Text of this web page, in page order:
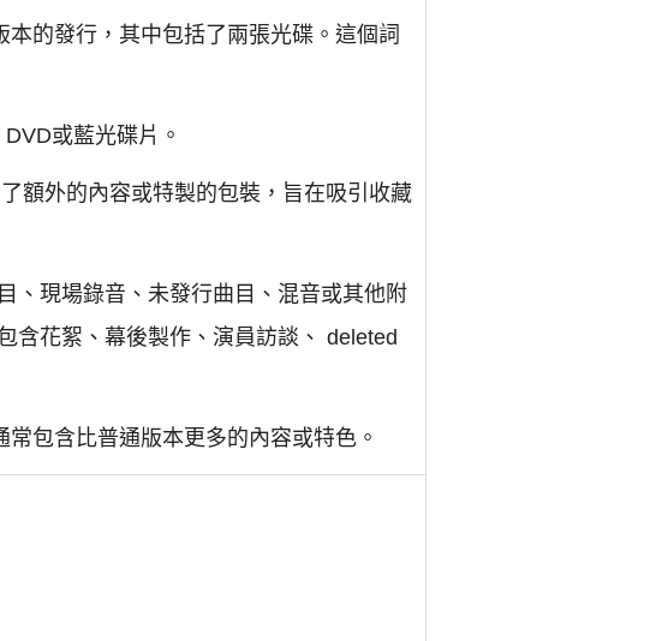
的發行，其中包括了兩張光碟。這個詞
或藍光碟片。
額外的內容或特製的包裝，旨在吸引收藏
、現場錄音、未發行曲目、混音或其他附
含花絮、幕後製作、演員訪談、 deleted
包含比普通版本更多的內容或特色。